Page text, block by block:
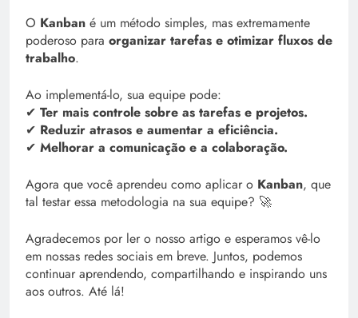
O Kanban é um método simples, mas extremamente
poderoso para organizar tarefas e otimizar fluxos de
trabalho.
Ao implementá-lo, sua equipe pode:
✔ Ter mais controle sobre as tarefas e projetos.
✔ Reduzir atrasos e aumentar a eficiência.
✔ Melhorar a comunicação e a colaboração.
Agora que você aprendeu como aplicar o Kanban, que
tal testar essa metodologia na sua equipe? 🚀
Agradecemos por ler o nosso artigo e esperamos vê-lo
em nossas redes sociais em breve. Juntos, podemos
continuar aprendendo, compartilhando e inspirando uns
aos outros. Até lá!